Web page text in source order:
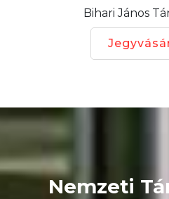
Bihari János
Nemzeti